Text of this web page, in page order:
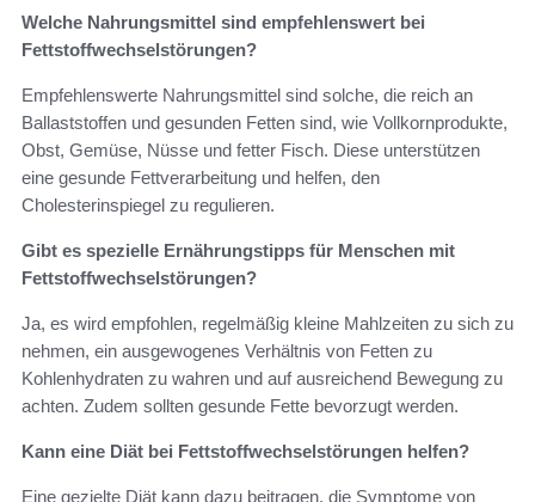
Welche Nahrungsmittel sind empfehlenswert bei
Fettstoffwechselstörungen?
Empfehlenswerte Nahrungsmittel sind solche, die reich an
Ballaststoffen und gesunden Fetten sind, wie Vollkornprodukte,
Obst, Gemüse, Nüsse und fetter Fisch. Diese unterstützen
eine gesunde Fettverarbeitung und helfen, den
Cholesterinspiegel zu regulieren.
Gibt es spezielle Ernährungstipps für Menschen mit
Fettstoffwechselstörungen?
Ja, es wird empfohlen, regelmäßig kleine Mahlzeiten zu sich zu
nehmen, ein ausgewogenes Verhältnis von Fetten zu
Kohlenhydraten zu wahren und auf ausreichend Bewegung zu
achten. Zudem sollten gesunde Fette bevorzugt werden.
Kann eine Diät bei Fettstoffwechselstörungen helfen?
Eine gezielte Diät kann dazu beitragen, die Symptome von